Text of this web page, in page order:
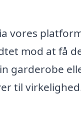
vores
mod at få
garderobe
til